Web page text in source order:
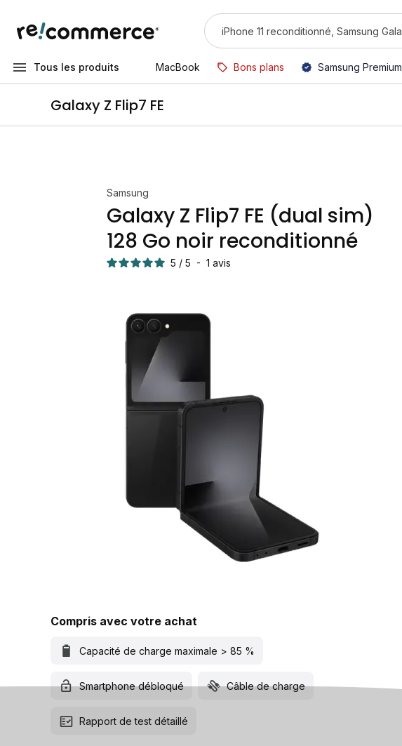
Tous les produits MacBook Bons plans Samsung Premium
Galaxy Z Flip7 FE
Samsung
Galaxy Z Flip7 FE (dual sim)
128 Go noir reconditionné
5 / 5 - 1 avis
Compris avec votre achat
Capacité de charge maximale > 85 %
Smartphone débloqué Câble de charge
Rapport de test détaillé